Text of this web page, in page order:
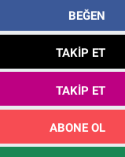
BEĞEN
TAKIP ET
TAKIP ET
ABONE OL